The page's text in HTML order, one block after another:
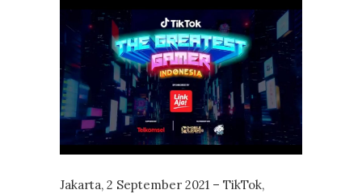
Jakarta, 2 September 2021 – TikTok,